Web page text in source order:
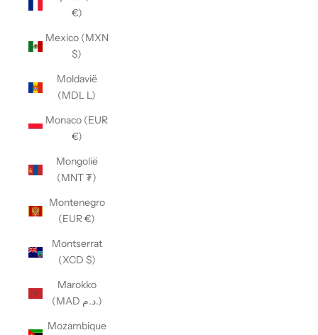
€)
Mexico (MXN
$)
Moldavië
(MDL L)
Monaco (EUR
€)
Mongolië
(MNT ₮)
Montenegro
(EUR €)
Montserrat
(XCD $)
Marokko
(MAD د.م.)
Mozambique